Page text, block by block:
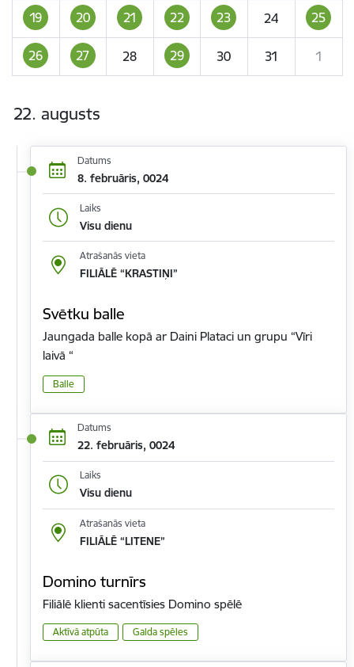
19 20 21 22 23 24 25
26 27 28 29 30 31 1
22. augusts
Datums
8. februāris, 0024
Laiks
Visu dienu
Atrašanās vieta
FILIĀLĒ “KRASTIŅI”
Svētku balle
Jaungada balle kopā ar Daini Plataci un grupu “Vīri
laivā “
Balle
Datums
22. februāris, 0024
Laiks
Visu dienu
Atrašanās vieta
FILIĀLĒ “LITENE”
Domino turnīrs
Filiālē klienti sacentīsies Domino spēlē
Aktīvā atpūta Galda spēles